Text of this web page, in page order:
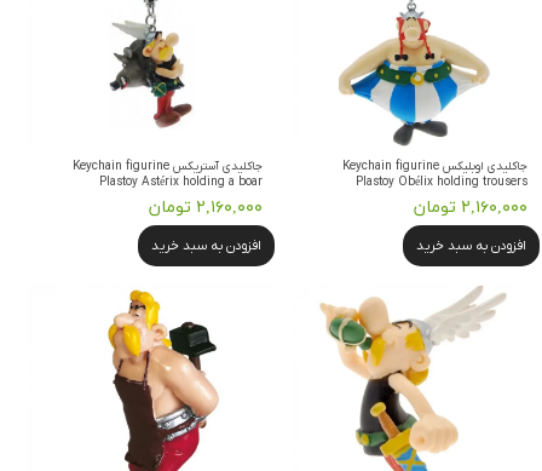
جاکلیدی اوبلیکس Keychain figurine
Plastoy Obélix holding trousers
۲,۱۶۰,۰۰۰ تومان
افزودن به سبد خرید
جاکلیدی آستریکس Keychain figurine
Plastoy Astérix holding a boar
۲,۱۶۰,۰۰۰ تومان
افزودن به سبد خرید